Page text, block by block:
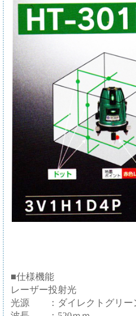
■仕様機能
レーザー投射光
光源 ：ダイレクトグリー